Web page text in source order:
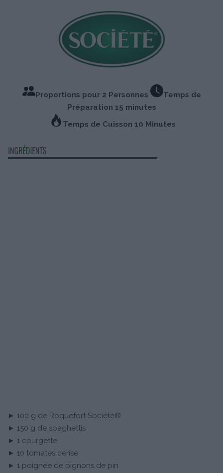
Proportions pour 2 Personnes
Temps de
Préparation 15 minutes
Temps de Cuisson 10 Minutes
► 100 g de Roquefort Société®
► 150 g de spaghettis
► 1 courgette
► 10 tomates cerise
► 1 poignée de pignons de pin